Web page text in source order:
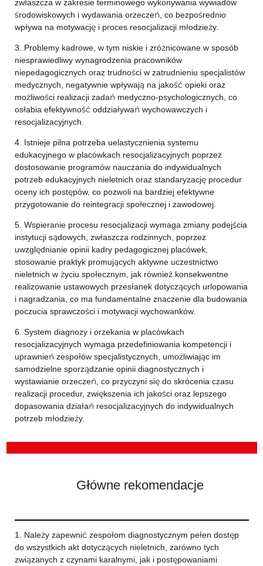
zwłaszcza w zakresie terminowego wykonywania wywiadów
środowiskowych i wydawania orzeczeń, co bezpośrednio
wpływa na motywację i proces resocjalizacji młodzieży.
3. Problemy kadrowe, w tym niskie i zróżnicowane w sposób
niesprawiedliwy wynagrodzenia pracowników
niepedagogicznych oraz trudności w zatrudnieniu specjalistów
medycznych, negatywnie wpływają na jakość opieki oraz
możliwości realizacji zadań medyczno-psychologicznych, co
osłabia efektywność oddziaływań wychowawczych i
resocjalizacyjnych.
4. Istnieje pilna potrzeba uelastycznienia systemu
edukacyjnego w placówkach resocjalizacyjnych poprzez
dostosowanie programów nauczania do indywidualnych
potrzeb edukacyjnych nieletnich oraz standaryzację procedur
oceny ich postępów, co pozwoli na bardziej efektywne
przygotowanie do reintegracji społecznej i zawodowej.
5. Wspieranie procesu resocjalizacji wymaga zmiany podejścia
instytucji sądowych, zwłaszcza rodzinnych, poprzez
uwzględnianie opinii kadry pedagogicznej placówek,
stosowanie praktyk promujących aktywne uczestnictwo
nieletnich w życiu społecznym, jak również konsekwentne
realizowanie ustawowych przesłanek dotyczących urlopowania
i nagradzania, co ma fundamentalne znaczenie dla budowania
poczucia sprawczości i motywacji wychowanków.
6. System diagnozy i orzekania w placówkach
resocjalizacyjnych wymaga przedefiniowania kompetencji i
uprawnień zespołów specjalistycznych, umożliwiając im
samodzielne sporządzanie opinii diagnostycznych i
wystawianie orzeczeń, co przyczyni się do skrócenia czasu
realizacji procedur, zwiększenia ich jakości oraz lepszego
dopasowania działań resocjalizacyjnych do indywidualnych
potrzeb młodzieży.
Główne rekomendacje
1. Należy zapewnić zespołom diagnostycznym pełen dostęp
do wszystkich akt dotyczących nieletnich, zarówno tych
związanych z czynami karalnymi, jak i postępowaniami